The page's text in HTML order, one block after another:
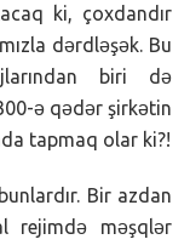
ki, çoxdandır
dərdləşək. Bu
biri də
ə qədər şirkətin
tapmaq olar ki?!
Bir azdan
rejimdə məşqlər